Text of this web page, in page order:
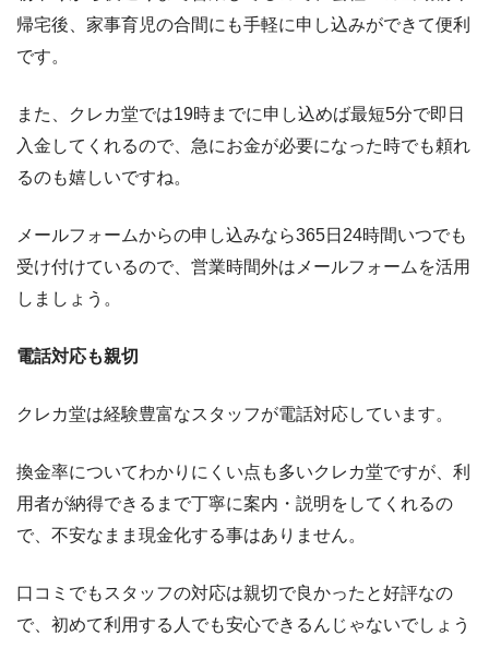
帰宅後、家事育児の合間にも手軽に申し込みができて便利
です。
また、クレカ堂では19時までに申し込めば最短5分で即日
入金してくれるので、急にお金が必要になった時でも頼れ
るのも嬉しいですね。
メールフォームからの申し込みなら365日24時間いつでも
受け付けているので、営業時間外はメールフォームを活用
しましょう。
電話対応も親切
クレカ堂は経験豊富なスタッフが電話対応しています。
換金率についてわかりにくい点も多いクレカ堂ですが、利
用者が納得できるまで丁寧に案内・説明をしてくれるの
で、不安なまま現金化する事はありません。
口コミでもスタッフの対応は親切で良かったと好評なの
で、初めて利用する人でも安心できるんじゃないでしょう